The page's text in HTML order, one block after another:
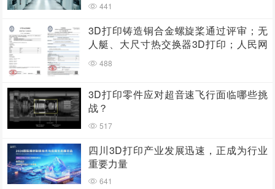
441
3D打印铸造铜合金螺旋桨通过评审；无
人艇、大尺寸热交换器3D打印；人民网
报道两家3D打印企业
488
3D打印零件应对超音速飞行面临哪些挑
战？
517
四川3D打印产业发展迅速，正成为行业
重要力量
641